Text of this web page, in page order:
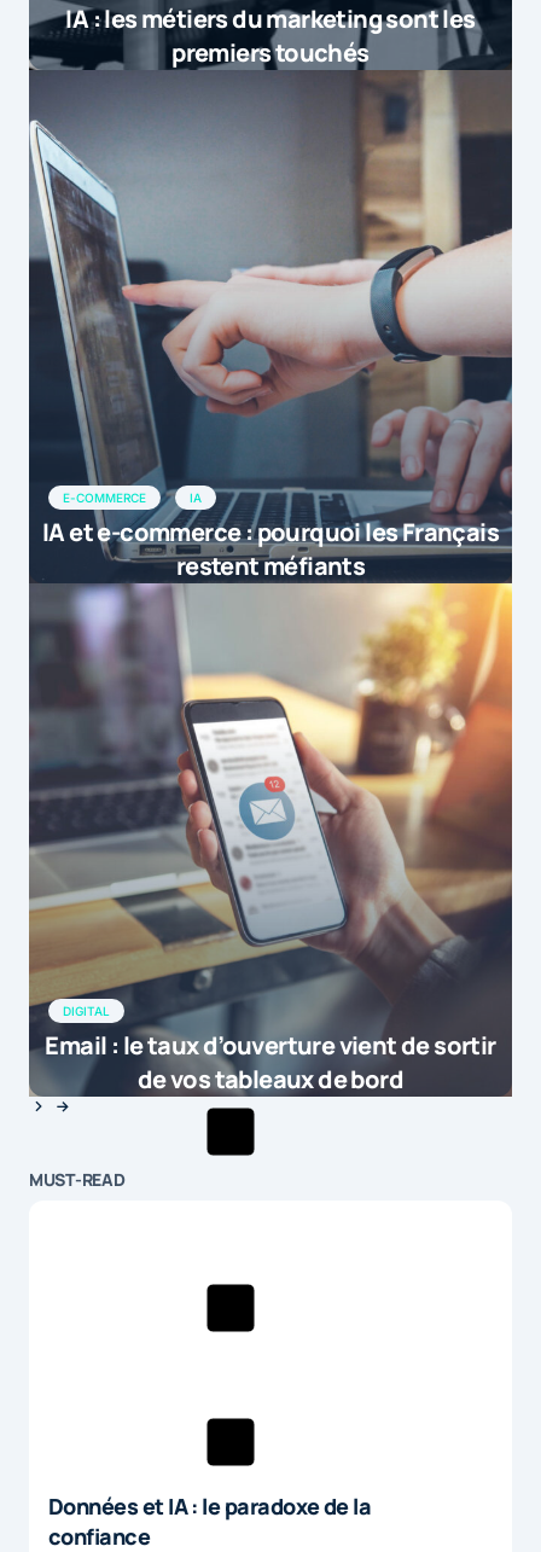
IA : les métiers du marketing sont les
premiers touchés
E-COMMERCE IA
IA et e-commerce : pourquoi les Français
restent méfiants
DIGITAL
Email : le taux d’ouverture vient de sortir
de vos tableaux de bord
MUST-READ
Données et IA : le paradoxe de la
confiance